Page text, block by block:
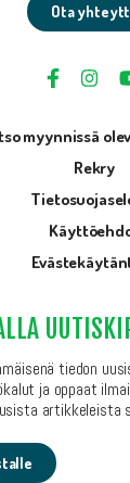
Ota
myynnissä
Rekry
tiedon
ja oppaat
artikkeleista